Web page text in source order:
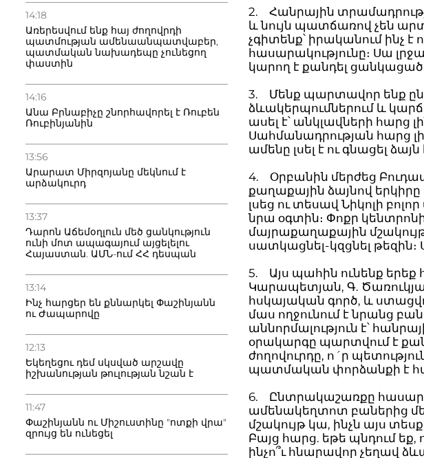
14:18
Առերեսվում ենք հայ ժողովրդի
պատմության ամենաանպատվաբեր,
պատմական նախադեպը չունեցող
փաստին
14:16
Անա Բրնաբիչը շնորհավորել է Ռուբեն
Ռուբինյանին
13:56
Արարատ Միրզոյանը մեկնում է
արձակուրդ
13:37
Դարոն Աճեմօղլուն մեծ ցանկություն
ունի մոտ ապագայում այցելելու
Հայաստան. ԱՄՆ-ում ՀՀ դեսպան
13:14
Ինչ հարցեր են քննարկել Փաշինյանն
ու Ժապարովը
12:13
Եկեղեցու դեմ սկսված արշավը
իշխանության թուլության նշան է
11:47
Փաշինյանն ու Միշուստինը "ոտքի վրա"
զրույց են ունեցել
2. Հանրային
և նույն պատճառով չեն
չգիտենք՝ իրականում ինչ է
հասարակությունը։ Սա
կարող է քանդել
3. Մենք պարտավոր ենք
ձևակերպումներում և
ասել է՝ անկլավների հարց
Սահմանադրության հարց
ամենը լսել է ու գնացել ձայն
4. Օրբանին մերժեց
քաղաքային ձայնով
լսեց ու տեսավ Նիկոլի
նրա օգտին։ Փոքր
մայրաքաղաքային
սատկացնել-կզցնել
5. Այս պահին ունենք երեք
Կարապետյան, Գ.
հսկայական գործ, և
մաս ողջունում է նրանց
աննորմալություն է՝
օրակարգը պարտվում է
ժողովուրդը, ո´ր
պատմական փորձանքի է
6. Ընտրակաշառքը
ամենակեղտոտ բաներից
մշակույթ կա, ինչն այս
Բայց հարց. եթե պնդում
ինչո՞ւ հնարավոր չեղավ